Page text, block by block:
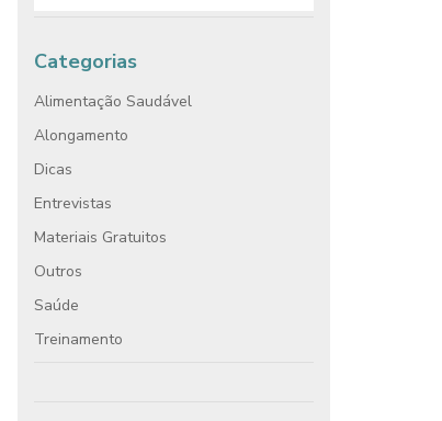
Categorias
Alimentação Saudável
Alongamento
Dicas
Entrevistas
Materiais Gratuitos
Outros
Saúde
Treinamento